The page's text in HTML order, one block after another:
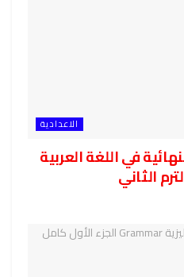
الاعدادية
في اللغة العربية
الثاني